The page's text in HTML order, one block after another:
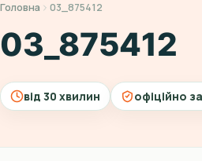
Головна 03_875412
03_875412
від 30 хвилин офіційно